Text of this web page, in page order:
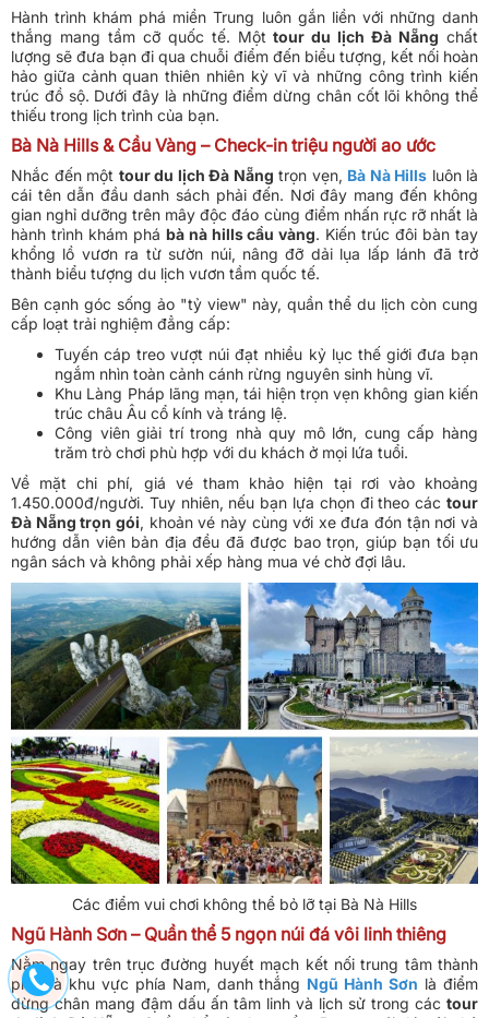
Hành trình khám phá miền Trung luôn gắn liền với những danh
thắng mang tầm cỡ quốc tế. Mộttour du lịch Đà Nẵng chất
lượng sẽ đưa bạn đi qua chuỗi điểm đến biểu tượng, kết nối hoàn
hảo giữa cảnh quan thiên nhiên kỳ vĩ và những công trình kiến
trúc đồ sộ. Dưới đây là những điểm dừng chân cốt lõi không thể
thiếu trong lịch trình của bạn.
Bà Nà Hills & Cầu Vàng – Check-in triệu người ao ước
Nhắc đến một tour du lịch Đà Nẵng trọn vẹn, Bà Nà Hills luôn là
cái tên dẫn đầu danh sách phải đến. Nơi đây mang đến không
gian nghỉ dưỡng trên mây độc đáo cùng điểm nhấn rực rỡ nhất là
hành trình khám phá bà nà hills cầu vàng. Kiến trúc đôi bàn tay
khổng lồ vươn ra từ sườn núi, nâng đỡ dải lụa lấp lánh đã trở
thành biểu tượng du lịch vươn tầm quốc tế.
Bên cạnh góc sống ảo "tỷ view" này, quần thể du lịch còn cung
cấp loạt trải nghiệm đẳng cấp:
Tuyến cáp treo vượt núi đạt nhiều kỷ lục thế giới đưa bạn
ngắm nhìn toàn cảnh cánh rừng nguyên sinh hùng vĩ.
Khu Làng Pháp lãng mạn, tái hiện trọn vẹn không gian kiến
trúc châu Âu cổ kính và tráng lệ.
Công viên giải trí trong nhà quy mô lớn, cung cấp hàng
trăm trò chơi phù hợp với du khách ở mọi lứa tuổi.
Về mặt chi phí, giá vé tham khảo hiện tại rơi vào khoảng
1.450.000đ/người. Tuy nhiên, nếu bạn lựa chọn đi theo các tour
Đà Nẵng trọn gói, khoản vé này cùng với xe đưa đón tận nơi và
hướng dẫn viên bản địa đều đã được bao trọn, giúp bạn tối ưu
ngân sách và không phải xếp hàng mua vé chờ đợi lâu.
Các điểm vui chơi không thể bỏ lỡ tại Bà Nà Hills
Ngũ Hành Sơn – Quần thể 5 ngọn núi đá vôi linh thiêng
Nằm ngay trên trục đường huyết mạch kết nối trung tâm thành
phố và khu vực phía Nam, danh thắng Ngũ Hành Sơn là điểm
dừng chân mang đậm dấu ấn tâm linh và lịch sử trong các tour